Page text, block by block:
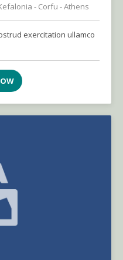
- Corfu - Athens
exercitation ullamco